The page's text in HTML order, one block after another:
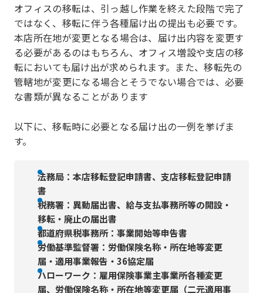
オフィスの移転は、引っ越し作業を終えた段階で完了
ではなく、移転に伴う各種届け出の提出も必要です。
本店所在地が変更となる場合は、届け出内容を変更す
る必要があるのはもちろん、オフィス増設や支店の移
転においても届け出が求められます。また、移転先の
管轄地が変更になる場合とそうでない場合では、必要
な書類が異なることがあります
以下に、移転時に必要となる届け出の一例を挙げま
す。
法務局：本店移転登記申請書、支店移転登記申請
書
税務署：異動届出書、給与支払事務所等の開設・
移転・廃止の届出書
都道府県税事務所：事業開始等申告書
労働基準監督署：労働保険名称・所在地等変更
届・適用事業報告・36協定届
ハローワーク：雇用保険事業主事業所各種変更
届、労働保険名称・所在地等変更届（二元適用事